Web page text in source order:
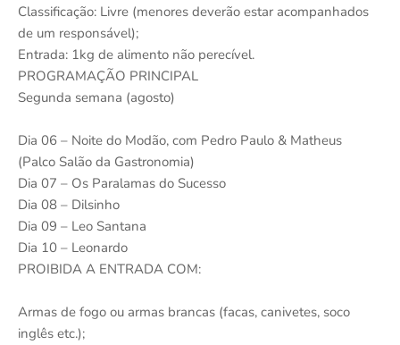
Classificação: Livre (menores deverão estar acompanhados
de um responsável);
Entrada: 1kg de alimento não perecível.
PROGRAMAÇÃO PRINCIPAL
Segunda semana (agosto)
Dia 06 – Noite do Modão, com Pedro Paulo & Matheus
(Palco Salão da Gastronomia)
Dia 07 – Os Paralamas do Sucesso
Dia 08 – Dilsinho
Dia 09 – Leo Santana
Dia 10 – Leonardo
PROIBIDA A ENTRADA COM:
Armas de fogo ou armas brancas (facas, canivetes, soco
inglês etc.);